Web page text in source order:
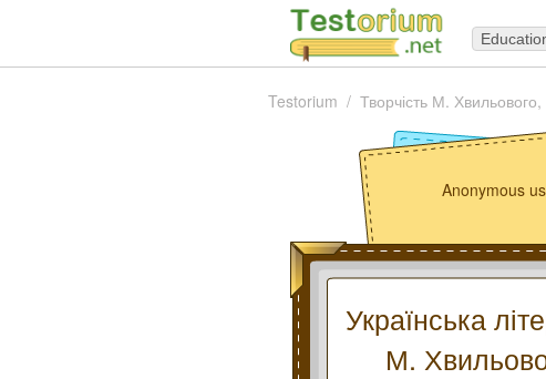
Testorium Творчість М.
Anonymous
Українська
М.